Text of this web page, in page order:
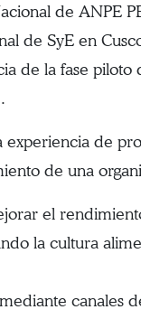
de ANPE
de SyE en
de la fase
de
de una
el
la cultura
canales